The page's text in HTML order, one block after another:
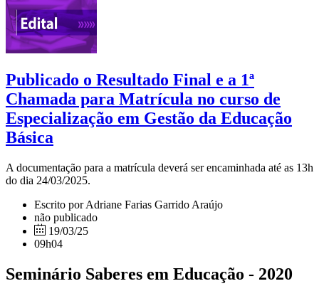
Publicado o Resultado Final e a 1ª
Chamada para Matrícula no curso de
Especialização em Gestão da Educação
Básica
A documentação para a matrícula deverá ser encaminhada até as 13h
do dia 24/03/2025.
Escrito por Adriane Farias Garrido Araújo
não publicado
19/03/25
09h04
Seminário Saberes em Educação - 2020